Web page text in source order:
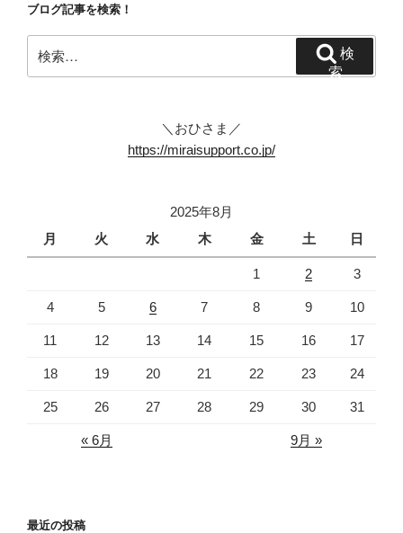
ブログ記事を検索！
索:
索
＼おひさま／
https://miraisupport.co.jp/
2025年8月
月
火 水 木 金 土 日
1 2 3
4 5 6 7 8 9 10
11 12 13 14 15 16 17
18 19 20 21 22 23 24
25 26 27 28 29 30 31
« 6月 9月 »
最近の投稿